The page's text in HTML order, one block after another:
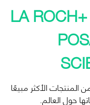
+LA ROCH
المنتجات الأكثر مبيعًا
حول العالم.